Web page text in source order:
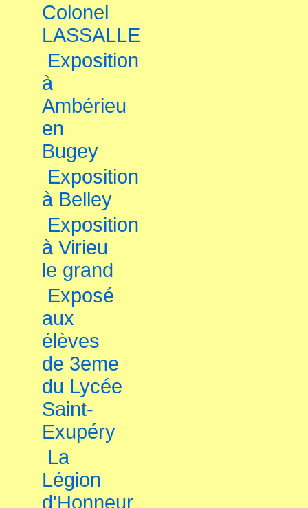
Colonel
LASSALLE
Exposition
à
Ambérieu
en
Bugey
Exposition
à Belley
Exposition
à Virieu
le grand
Exposé
aux
élèves
de 3eme
du Lycée
Saint-
Exupéry
La
Légion
d'Honneur